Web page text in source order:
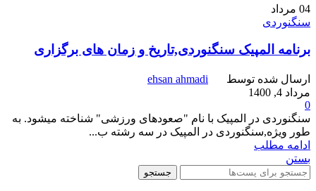
04 مرداد
سنگنوردی
برنامه المپیک سنگنوردی,تاریخ و زمان های برگزاری
ارسال شده توسط
ehsan ahmadi
مرداد 4, 1400
0
سنگنوردی در المپیک با نام "صعودهای ورزشی" شناخته میشود. به
طور ویژه,سنگنوردی در المپیک در سه رشته ب...
ادامه مطلب
بستن
جستجو